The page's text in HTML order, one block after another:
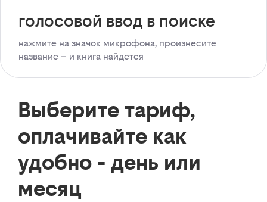
голосовой ввод в поиске
нажмите на значок микрофона, произнесите
название – и книга найдется
Выберите тариф,
оплачивайте как
удобно - день или
месяц